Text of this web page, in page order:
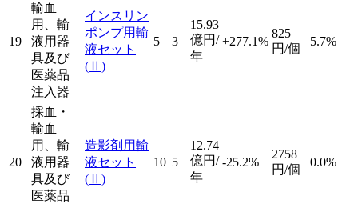
19
輸血
用、輸
液用器
具及び
医薬品
注入器
インスリン
ポンプ用輸
液セット
(Ⅱ)
5 3
15.93
億円/
年
+277.1%
825
円/個
5.7%
20
採血・
輸血
用、輸
液用器
具及び
医薬品
造影剤用輸
液セット
(Ⅱ)
10 5
12.74
億円/
年
-25.2%
2758
円/個
0.0%